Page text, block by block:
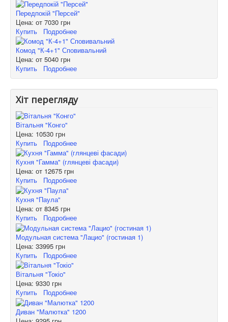
Передпокій "Персей"
Цена: от 7030 грн
Купить
Подробнее
Комод "К-4+1" Сповивальний
Цена: от 5040 грн
Купить
Подробнее
Хіт перегляду
Вітальня "Конго"
Цена: 10530 грн
Купить
Подробнее
Кухня "Гамма" (глянцеві фасади)
Цена: от 12675 грн
Купить
Подробнее
Кухня "Паула"
Цена: от 8345 грн
Купить
Подробнее
Модульная система "Лацио" (гостиная 1)
Цена: 33995 грн
Купить
Подробнее
Вітальня "Токіо"
Цена: 9330 грн
Купить
Подробнее
Диван "Малютка" 1200